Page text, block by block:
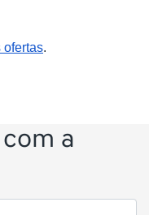
ofertas.
a